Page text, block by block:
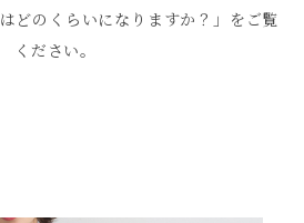
どのくらいになりますか？」をご覧
ください。